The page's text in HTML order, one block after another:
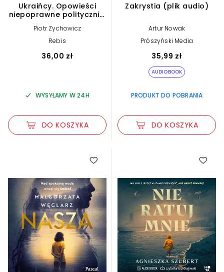
Ukraińcy. Opowieści
niepoprawne politycznie.
Piotr Zychowicz
Rebis
36,00 zł
WYSYŁAMY W 24H
DO KOSZYKA
Zakrystia (plik audio)
Artur Nowak
Prószyński Media
35,99 zł
AUDIOBOOK
PRODUKT DO POBRANIA
DO KOSZYKA